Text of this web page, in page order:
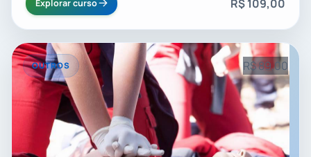
Explorar curso R$ 109,00
OUTROS R$ 89,00